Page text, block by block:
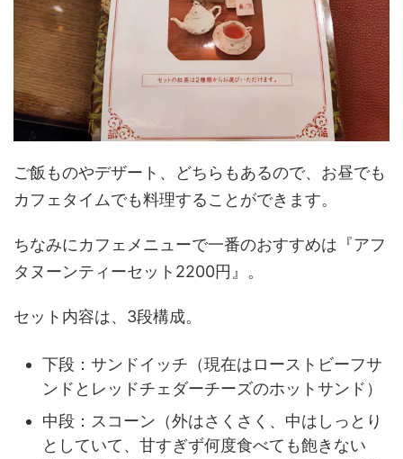
ご飯ものやデザート、どちらもあるので、お昼でも
カフェタイムでも料理することができます。
ちなみにカフェメニューで一番のおすすめは『アフ
タヌーンティーセット2200円』。
セット内容は、3段構成。
下段：サンドイッチ（現在はローストビーフサ
ンドとレッドチェダーチーズのホットサンド）
中段：スコーン（外はさくさく、中はしっとり
としていて、甘すぎず何度食べても飽きない